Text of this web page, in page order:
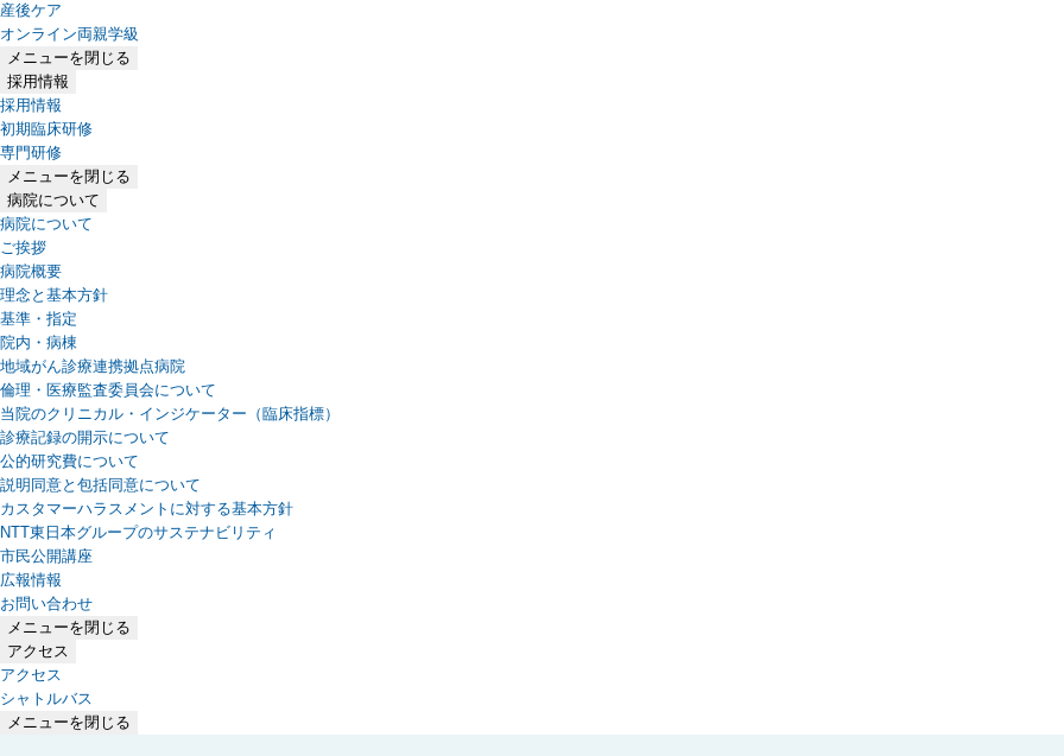
産後ケア
オンライン両親学級
メニューを閉じる
採用情報
採用情報
初期臨床研修
専門研修
メニューを閉じる
病院について
病院について
ご挨拶
病院概要
理念と基本方針
基準・指定
院内・病棟
地域がん診療連携拠点病院
倫理・医療監査委員会について
当院のクリニカル・インジケーター（臨床指標）
診療記録の開示について
公的研究費について
説明同意と包括同意について
カスタマーハラスメントに対する基本方針
NTT東日本グループのサステナビリティ
（新しいタブで開きます）
市民公開講座
広報情報
お問い合わせ
メニューを閉じる
アクセス
アクセス
シャトルバス
メニューを閉じる